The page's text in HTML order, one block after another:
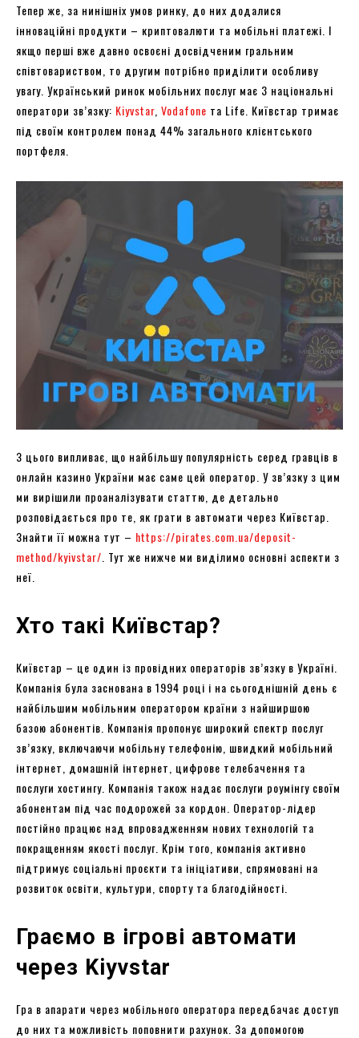
Тепер же, за нинішніх умов ринку, до них додалися
інноваційні продукти – криптовалюти та мобільні платежі. І
якщо перші вже давно освоєні досвідченим гральним
співтовариством, то другим потрібно приділити особливу
увагу. Український ринок мобільних послуг має 3 національні
оператори зв’язку: Kiyvstar Vodafone та Life. Київстар тримає
під своїм контролем понад 44% загального клієнтського
портфеля.
З цього випливає, що найбільшу популярність серед гравців в
онлайн казино України має саме цей оператор. У зв’язку з цим
ми вирішили проаналізувати статтю, де детально
розповідається про те, як грати в автомати через Київстар.
Знайти її можна тут – https://pirates.com.ua/deposit-
method/kyivstar/ . Тут же нижче ми виділимо основні аспекти з
неї.
Хто такі Київстар?
Київстар – це один із провідних операторів зв’язку в Україні.
Компанія була заснована в 1994 році і на сьогоднішній день є
найбільшим мобільним оператором країни з найширшою
базою абонентів. Компанія пропонує широкий спектр послуг
зв’язку, включаючи мобільну телефонію, швидкий мобільний
інтернет, домашній інтернет, цифрове телебачення та
послуги хостингу. Компанія також надає послуги роумінгу своїм
абонентам під час подорожей за кордон. Оператор-лідер
постійно працює над впровадженням нових технологій та
покращенням якості послуг. Крім того, компанія активно
підтримує соціальні проєкти та ініціативи, спрямовані на
розвиток освіти, культури, спорту та благодійності.
Граємо в ігрові автомати
через Kiyvstar
Гра в апарати через мобільного оператора передбачає доступ
до них та можливість поповнити рахунок. За допомогою